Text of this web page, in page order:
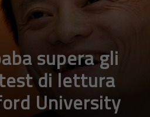
supera gli
di lettura
University